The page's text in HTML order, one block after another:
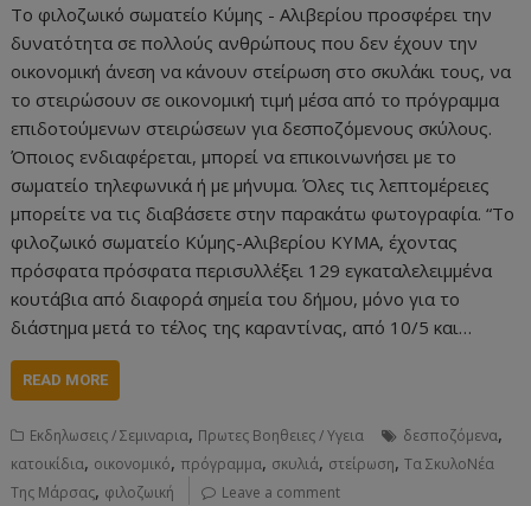
Το φιλοζωικό σωματείο Κύμης - Αλιβερίου προσφέρει την
δυνατότητα σε πολλούς ανθρώπους που δεν έχουν την
οικονομική άνεση να κάνουν στείρωση στο σκυλάκι τους, να
το στειρώσουν σε οικονομική τιμή μέσα από το πρόγραμμα
επιδοτούμενων στειρώσεων για δεσποζόμενους σκύλους.
Όποιος ενδιαφέρεται, μπορεί να επικοινωνήσει με το
σωματείο τηλεφωνικά ή με μήνυμα. Όλες τις λεπτομέρειες
μπορείτε να τις διαβάσετε στην παρακάτω φωτογραφία. “Το
φιλοζωικό σωματείο Κύμης-Αλιβερίου ΚΥΜΑ, έχοντας
πρόσφατα πρόσφατα περισυλλέξει 129 εγκαταλελειμμένα
κουτάβια από διαφορά σημεία του δήμου, μόνο για το
διάστημα μετά το τέλος της καραντίνας, από 10/5 και…
READ MORE
Εκδηλωσεις / Σεμιναρια, Πρωτες Βοηθειες / Υγεια δεσποζόμενα,
κατοικίδια, οικονομικό, πρόγραμμα, σκυλιά, στείρωση,Τα ΣκυλοΝέα
Της Μάρσας, φιλοζωική Leave a comment